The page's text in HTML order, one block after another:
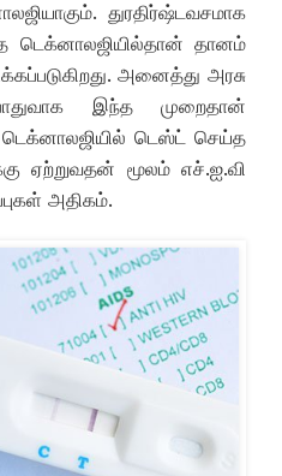
துரதிர்ஷ்டவசமாக
டெக்னாலஜியில்தான் தானம்
அனைத்து அரசு
இந்த முறைதான்
டெஸ்ட் செய்த
ஏற்றுவதன் மூலம் எச்.ஐ.வி
அதிகம்.